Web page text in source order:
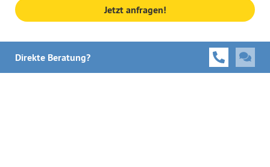
Jetzt anfragen!
Direkte Beratung?